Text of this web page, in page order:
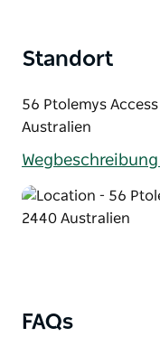
Natur und bietet
Standort
56 Ptolemys
Australien
FAQs